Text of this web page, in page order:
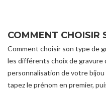
COMMENT CHOISIR
Comment choisir son type de
les différents choix de gravure
personnalisation de votre
tapez le prénom en premier,